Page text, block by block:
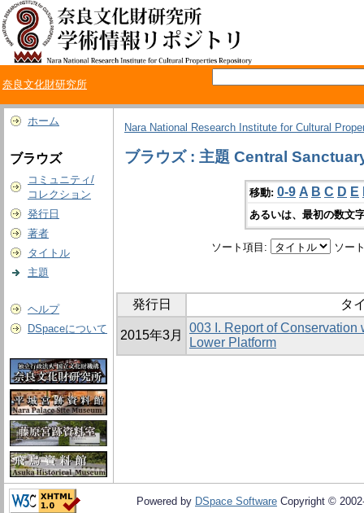
奈良文化財研究所
ホーム
ブラウズ
コミュニティ/
コレクション
発行日
著者
タイトル
主題
ヘルプ
DSpaceについて
Nara National Research Institute for Cultural
ブラウズ : 主題 Central
移動: 0-9 A B C D E
あるいは、最初の数文
ソート項目: ソー
発行日 タ
2015年3月
003 I. Report of
Lower Platform
Powered by DSpace Software Copyright ©